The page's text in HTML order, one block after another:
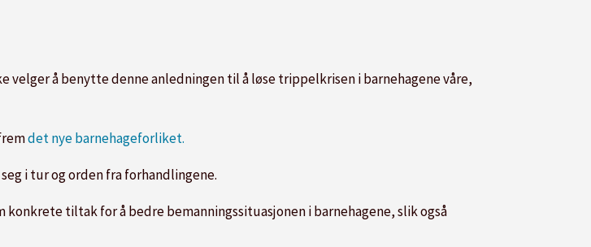
å benytte denne anledningen til å løse trippelkrisen i barnehagene våre,
det nye barnehageforliket.
i tur og orden fra forhandlingene.
konkrete tiltak for å bedre bemanningssituasjonen i barnehagene, slik også